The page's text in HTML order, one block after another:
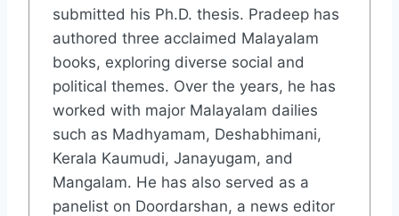
submitted his Ph.D. thesis. Pradeep has
authored three acclaimed Malayalam
books, exploring diverse social and
political themes. Over the years, he has
worked with major Malayalam dailies
such as Madhyamam, Deshabhimani,
Kerala Kaumudi, Janayugam, and
Mangalam. He has also served as a
panelist on Doordarshan, a news editor